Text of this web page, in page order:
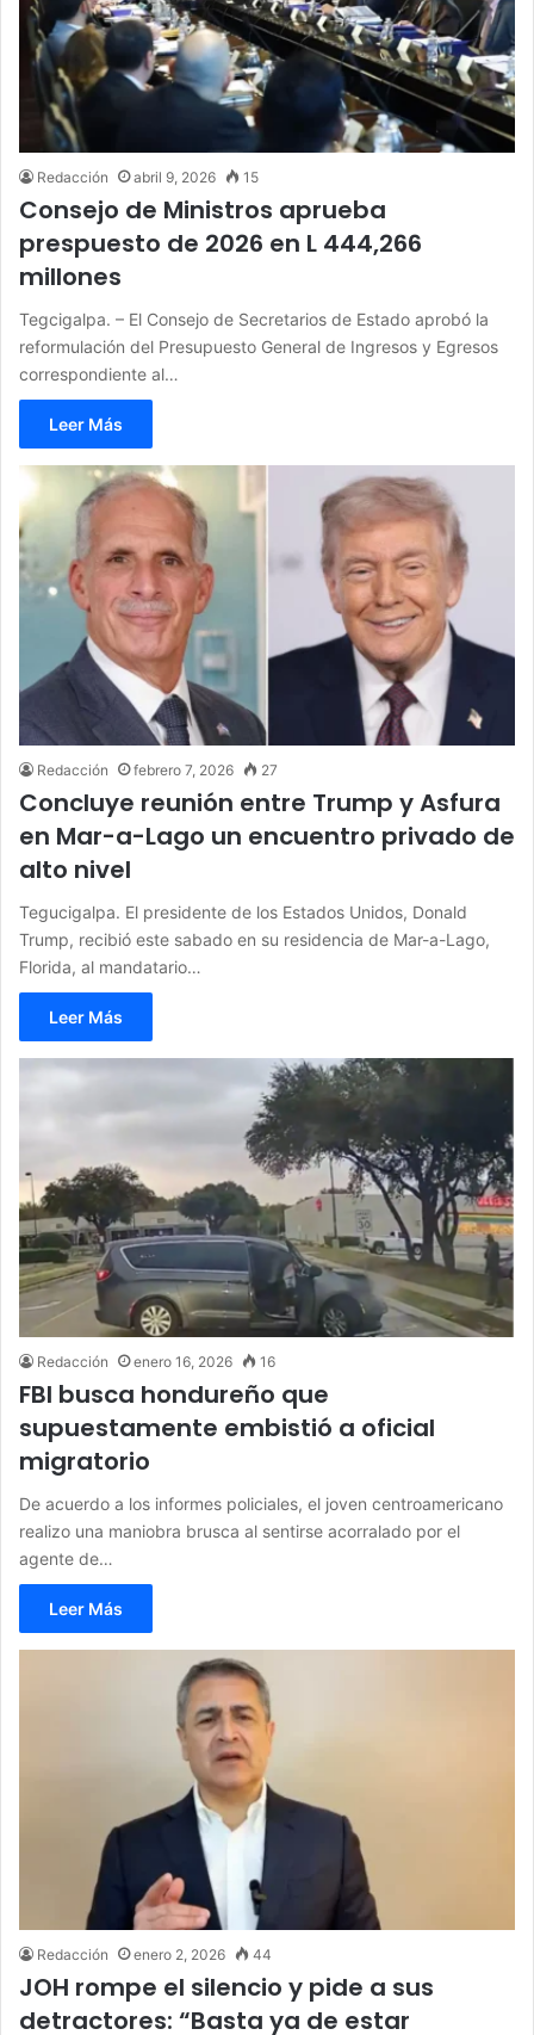
Redacción abril 9, 2026 15
Consejo de Ministros aprueba
prespuesto de 2026 en L 444,266
millones
Tegcigalpa. – El Consejo de Secretarios de Estado aprobó la
reformulación del Presupuesto General de Ingresos y Egresos
correspondiente al…
Leer Más
Redacción febrero 7, 2026 27
Concluye reunión entre Trump y Asfura
en Mar-a-Lago un encuentro privado de
alto nivel
Tegucigalpa. El presidente de los Estados Unidos, Donald
Trump, recibió este sabado en su residencia de Mar-a-Lago,
Florida, al mandatario…
Leer Más
Redacción enero 16, 2026 16
FBI busca hondureño que
supuestamente embistió a oficial
migratorio
De acuerdo a los informes policiales, el joven centroamericano
realizo una maniobra brusca al sentirse acorralado por el
agente de…
Leer Más
Redacción enero 2, 2026 44
JOH rompe el silencio y pide a sus
detractores: “Basta ya de estar